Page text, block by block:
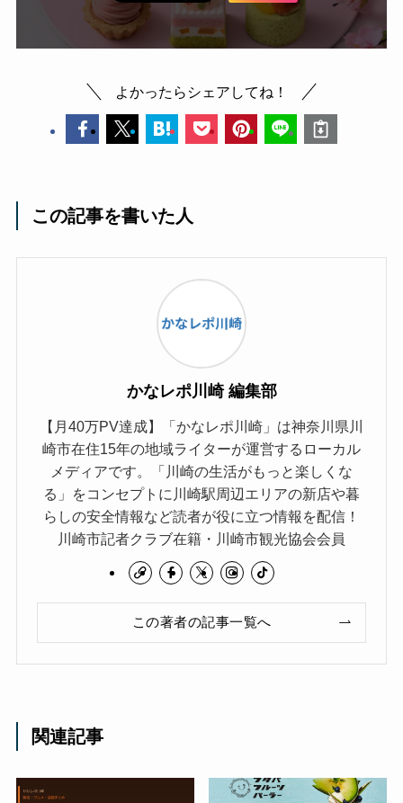
よかったらシェアしてね！
この記事を書いた人
かなレポ川崎 編集部
【月40万PV達成】「かなレポ川崎」は神奈川県川
崎市在住15年の地域ライターが運営するローカル
メディアです。「川崎の生活がもっと楽しくな
る」をコンセプトに川崎駅周辺エリアの新店や暮
らしの安全情報など読者が役に立つ情報を配信！
川崎市記者クラブ在籍・川崎市観光協会会員
この著者の記事一覧へ
関連記事